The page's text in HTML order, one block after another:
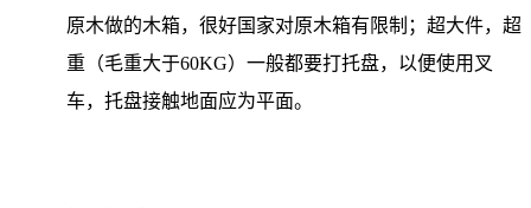
原木做的木箱，很好国家对原木箱有限制；超大件，超
重（毛重大于60KG）一般都要打托盘，以便使用叉
车，托盘接触地面应为平面。